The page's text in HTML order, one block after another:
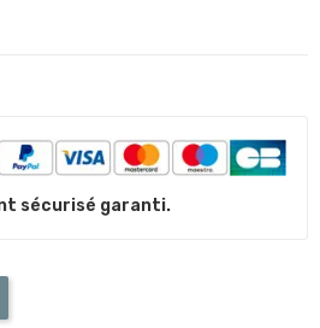
sécurisé garanti.